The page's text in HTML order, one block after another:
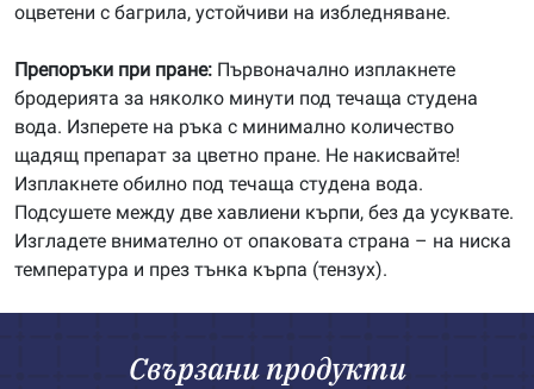
оцветени с багрила, устойчиви на избледняване.
Препоръки при пране: Първоначално изплакнете
бродерията за няколко минути под течаща студена
вода. Изперете на ръка с минимално количество
щадящ препарат за цветно пране. Не накисвайте!
Изплакнете обилно под течаща студена вода.
Подсушете между две хавлиени кърпи, без да усуквате.
Изгладете внимателно от опаковата страна – на ниска
температура и през тънка кърпа (тензух).
Свързани продукти